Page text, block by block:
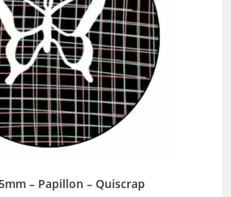
– Papillon – Quiscrap